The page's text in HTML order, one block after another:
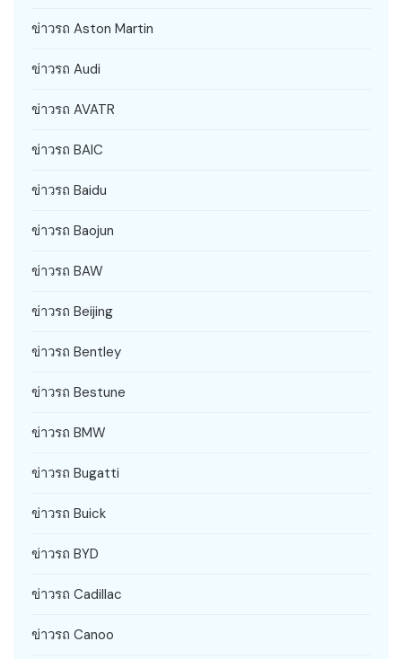
ข่าวรถ Aston Martin
ข่าวรถ Audi
ข่าวรถ AVATR
ข่าวรถ BAIC
ข่าวรถ Baidu
ข่าวรถ Baojun
ข่าวรถ BAW
ข่าวรถ Beijing
ข่าวรถ Bentley
ข่าวรถ Bestune
ข่าวรถ BMW
ข่าวรถ Bugatti
ข่าวรถ Buick
ข่าวรถ BYD
ข่าวรถ Cadillac
ข่าวรถ Canoo